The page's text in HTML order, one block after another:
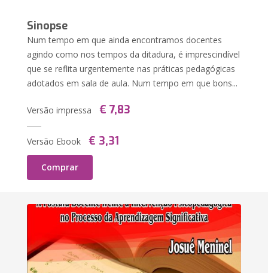
Sinopse
Num tempo em que ainda encontramos docentes
agindo como nos tempos da ditadura, é imprescindível
que se reflita urgentemente nas práticas pedagógicas
adotados em sala de aula. Num tempo em que bons...
Versão impressa € 7,83
Versão Ebook € 3,31
Comprar